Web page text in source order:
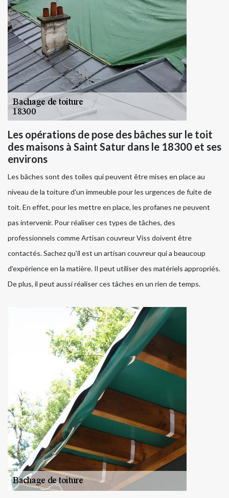
Les opérations de pose des bâches sur le toit
des maisons à Saint Satur dans le 18300 et ses
environs
Les bâches sont des toiles qui peuvent être mises en place au
niveau de la toiture d'un immeuble pour les urgences de fuite de
toit. En effet, pour les mettre en place, les profanes ne peuvent
pas intervenir. Pour réaliser ces types de tâches, des
professionnels comme Artisan couvreur Viss doivent être
contactés. Sachez qu'il est un artisan couvreur qui a beaucoup
d'expérience en la matière. Il peut utiliser des matériels appropriés.
De plus, il peut aussi réaliser ces tâches en un rien de temps.